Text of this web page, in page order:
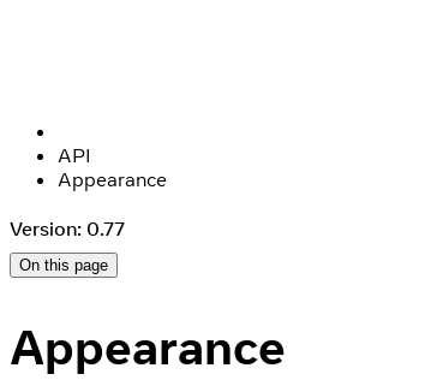
API
Appearance
Version: 0.77
On this page
Appearance